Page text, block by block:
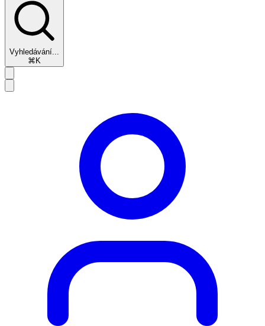
Vyhledávání...
⌘K